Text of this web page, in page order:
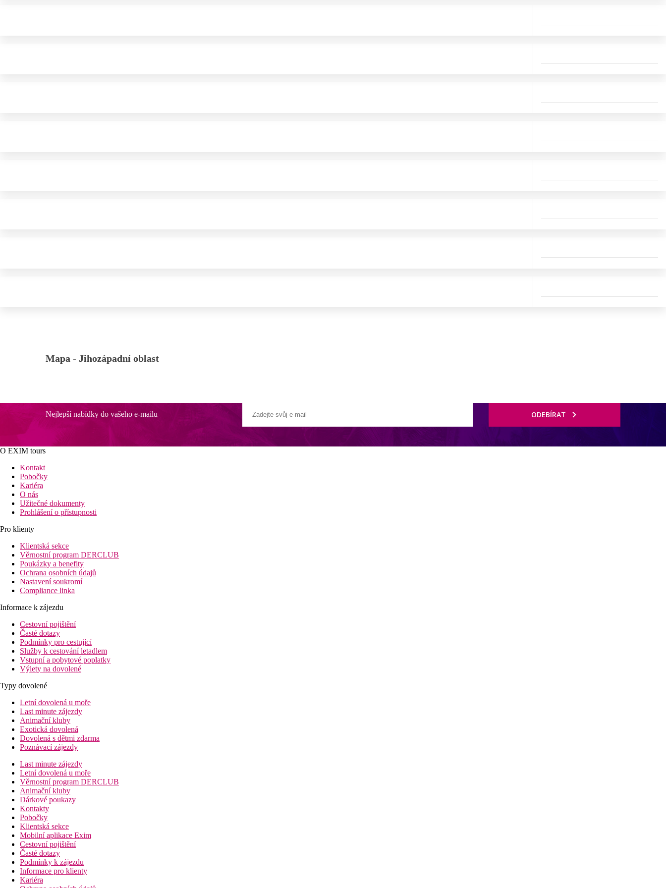
Mapa - Jihozápadní oblast
Nejlepší nabídky do vašeho e-mailu ODEBÍRAT
O EXIM tours
Kontakt
Pobočky
Kariéra
O nás
Užitečné dokumenty
Prohlášení o přístupnosti
Pro klienty
Klientská sekce
Věrnostní program DERCLUB
Poukázky a benefity
Ochrana osobních údajů
Nastavení soukromí
Compliance linka
Informace k zájezdu
Cestovní pojištění
Časté dotazy
Podmínky pro cestující
Služby k cestování letadlem
Vstupní a pobytové poplatky
Výlety na dovolené
Typy dovolené
Letní dovolená u moře
Last minute zájezdy
Animační kluby
Exotická dovolená
Dovolená s dětmi zdarma
Poznávací zájezdy
Last minute zájezdy
Letní dovolená u moře
Věrnostní program DERCLUB
Animační kluby
Dárkové poukazy
Kontakty
Pobočky
Klientská sekce
Mobilní aplikace Exim
Cestovní pojištění
Časté dotazy
Podmínky k zájezdu
Informace pro klienty
Kariéra